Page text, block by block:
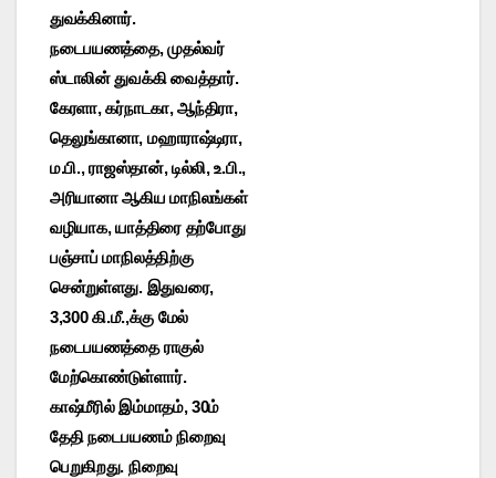
துவக்கினார்.
நடைபயணத்தை, முதல்வர்
ஸ்டாலின் துவக்கி வைத்தார்.
கேரளா, கர்நாடகா, ஆந்திரா,
தெலுங்கானா, மஹாராஷ்டிரா,
ம.பி., ராஜஸ்தான், டில்லி, உ.பி.,
அரியானா ஆகிய மாநிலங்கள்
வழியாக, யாத்திரை தற்போது
பஞ்சாப் மாநிலத்திற்கு
சென்றுள்ளது. இதுவரை,
3,300 கி.மீ.,க்கு மேல்
நடைபயணத்தை ராகுல்
மேற்கொண்டுள்ளார்.
காஷ்மீரில் இம்மாதம், 30ம்
தேதி நடைபயணம் நிறைவு
பெறுகிறது. நிறைவு